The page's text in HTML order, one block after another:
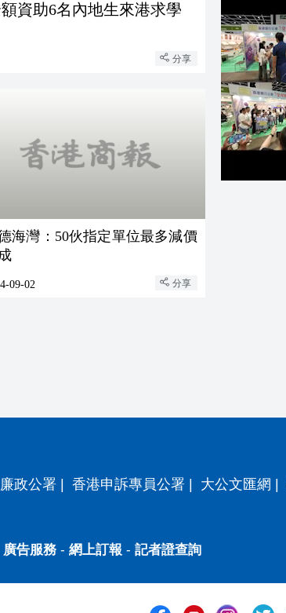
資助6名內地生來港求學
分享
海灣：50伙指定單位最多減價
09-02 分享
政公署 香港申訴專員公署 大公文匯網
廣告服務- 網上訂報 - 記者證查詢